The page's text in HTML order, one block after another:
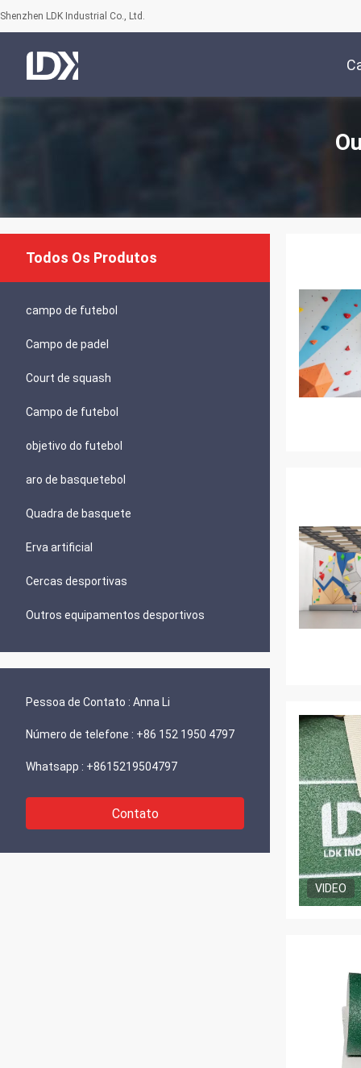
Shenzhen LDK Industrial Co., Ltd.
Todos Os Produtos
campo de futebol
Campo de padel
Court de squash
Campo de futebol
objetivo do futebol
aro de basquetebol
Quadra de basquete
Erva artificial
Cercas desportivas
Outros equipamentos desportivos
Pessoa de Contato : Anna Li
Número de telefone : +86 152 1950 4797
Whatsapp : +8615219504797
Contato
VIDEO